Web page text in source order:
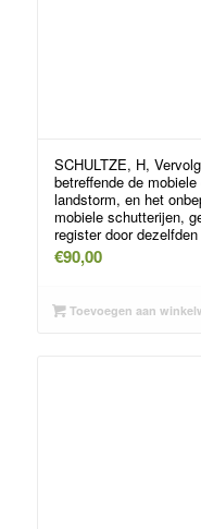
SCHULTZE, H,
betreffende de
landstorm, en het
mobiele schutterijen,
register door dezelfden
€90,00
Toevoegen aan